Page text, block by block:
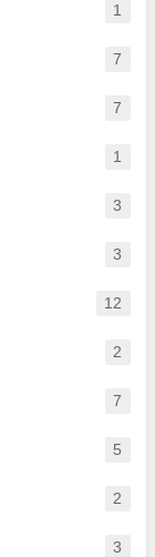
1
7
7
1
3
3
12
2
7
5
2
3